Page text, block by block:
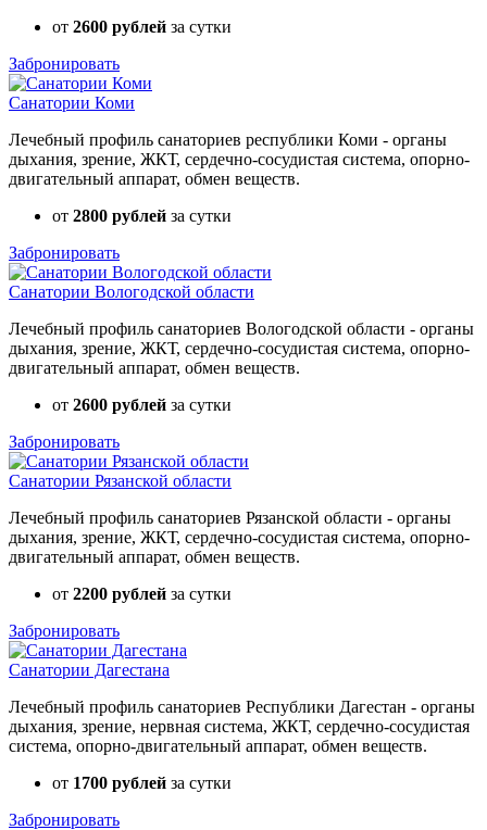
от 2600 рублей за сутки
Забронировать
Санатории Коми
Лечебный профиль санаториев республики Коми - органы
дыхания, зрение, ЖКТ, сердечно-сосудистая система, опорно-
двигательный аппарат, обмен веществ.
от 2800 рублей за сутки
Забронировать
Санатории Вологодской области
Лечебный профиль санаториев Вологодской области - органы
дыхания, зрение, ЖКТ, сердечно-сосудистая система, опорно-
двигательный аппарат, обмен веществ.
от 2600 рублей за сутки
Забронировать
Санатории Рязанской области
Лечебный профиль санаториев Рязанской области - органы
дыхания, зрение, ЖКТ, сердечно-сосудистая система, опорно-
двигательный аппарат, обмен веществ.
от 2200 рублей за сутки
Забронировать
Санатории Дагестана
Лечебный профиль санаториев Республики Дагестан - органы
дыхания, зрение, нервная система, ЖКТ, сердечно-сосудистая
система, опорно-двигательный аппарат, обмен веществ.
от 1700 рублей за сутки
Забронировать